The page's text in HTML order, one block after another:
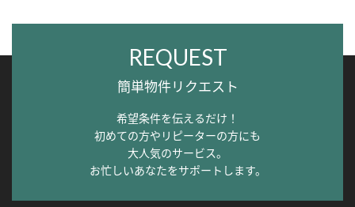
REQUEST
簡単物件リクエスト
希望条件を伝えるだけ！
初めての方やリピーターの方にも
大人気のサービス。
お忙しいあなたをサポートします。